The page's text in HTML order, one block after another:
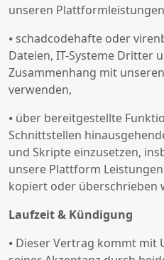
unseren
⦁ schadcodehafte oder
Dateien, IT-Systeme Dritter
Zusammenhang mit
verwenden,
⦁ über bereitgestellte
Schnittstellen
und Skripte einzusetzen,
unsere Plattform
kopiert oder überschrieben
Laufzeit & Kündigung
⦁ Dieser Vertrag kommt mit